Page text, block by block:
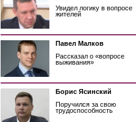
Увидел логику в вопросе
жителей
Павел Малков
Рассказал о «вопросе
выживания»
Борис Ясинский
Поручился за свою
трудоспособность